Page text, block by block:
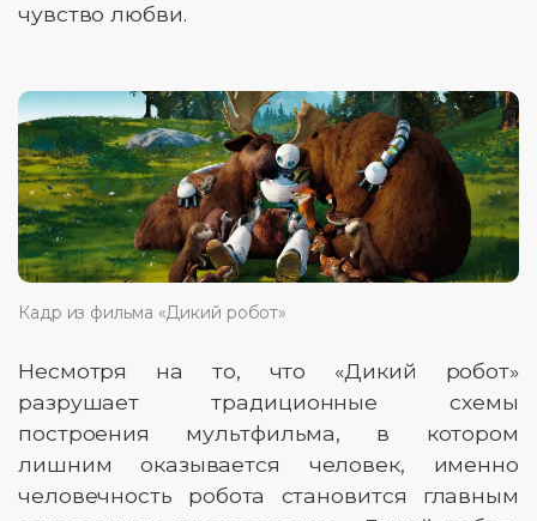
чувство любви.
Кадр из фильма «Дикий робот»
Несмотря на то, что «Дикий робот»
разрушает традиционные схемы
построения мультфильма, в котором
лишним оказывается человек, именно
человечность робота становится главным